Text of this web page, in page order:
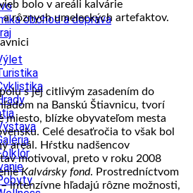
obchod a doprava
bolo v areáli kalvárie
a rôznych umeleckých artefaktov.
s jej citlivým zasadením do
na Banskú Štiavnicu, tvorí
miesto, blízke obyvateľom mesta
Celé desaťročia to však bol
areál. Hŕstku nadšencov
motivoval, preto v roku 2008
Kalvársky fond. Prostredníctvom
intenzívne hľadajú rôzne možnosti,